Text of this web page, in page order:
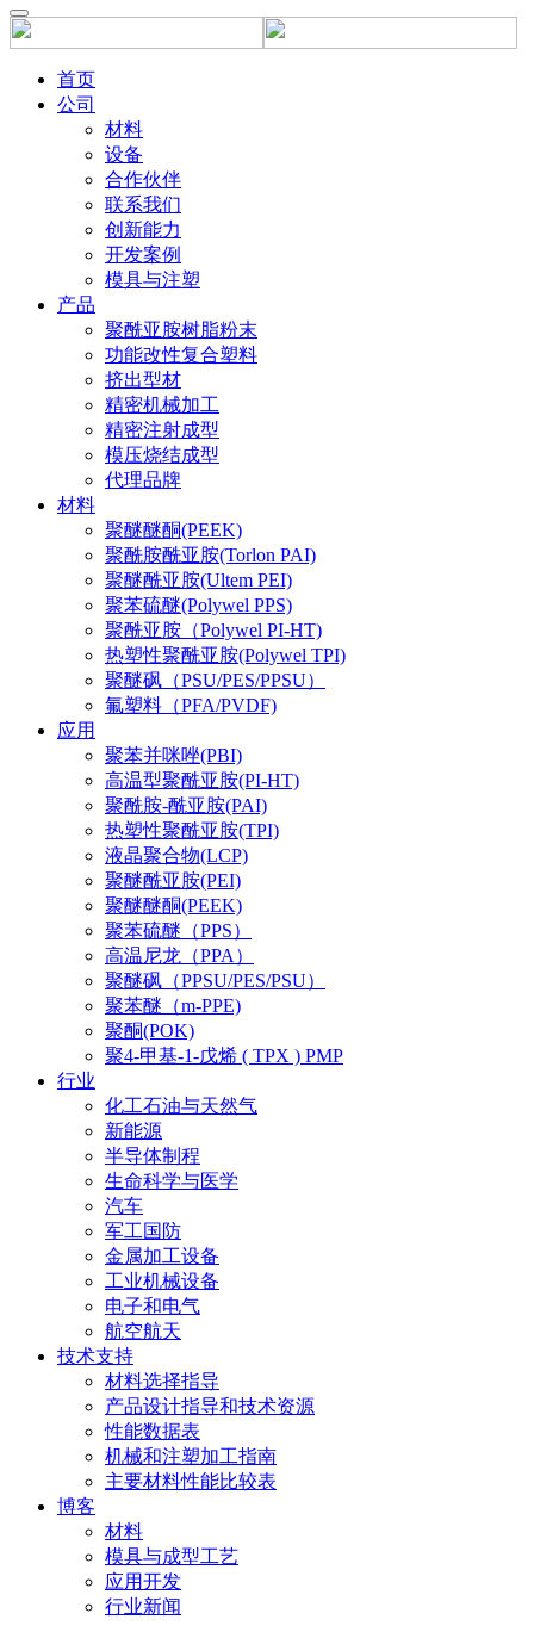
首页
公司
材料
设备
合作伙伴
联系我们
创新能力
开发案例
模具与注塑
产品
聚酰亚胺树脂粉末
功能改性复合塑料
挤出型材
精密机械加工
精密注射成型
模压烧结成型
代理品牌
材料
聚醚醚酮(PEEK)
聚酰胺酰亚胺(Torlon PAI)
聚醚酰亚胺(Ultem PEI)
聚苯硫醚(Polywel PPS)
聚酰亚胺（Polywel PI-HT)
热塑性聚酰亚胺(Polywel TPI)
聚醚砜（PSU/PES/PPSU）
氟塑料（PFA/PVDF)
应用
聚苯并咪唑(PBI)
高温型聚酰亚胺(PI-HT)
聚酰胺-酰亚胺(PAI)
热塑性聚酰亚胺(TPI)
液晶聚合物(LCP)
聚醚酰亚胺(PEI)
聚醚醚酮(PEEK)
聚苯硫醚（PPS）
高温尼龙（PPA）
聚醚砜（PPSU/PES/PSU）
聚苯醚（m-PPE)
聚酮(POK)
聚4-甲基-1-戊烯 ( TPX ) PMP
行业
化工石油与天然气
新能源
半导体制程
生命科学与医学
汽车
军工国防
金属加工设备
工业机械设备
电子和电气
航空航天
技术支持
材料选择指导
产品设计指导和技术资源
性能数据表
机械和注塑加工指南
主要材料性能比较表
博客
材料
模具与成型工艺
应用开发
行业新闻